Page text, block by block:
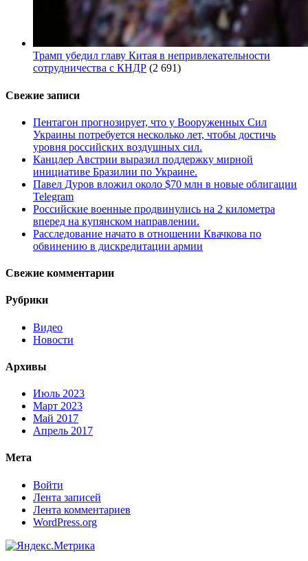
Трамп убедил главу Китая в непривлекательности
сотрудничества с КНДР (2 691)
Свежие записи
Пентагон прогнозирует, что у Вооруженных Сил
Украины потребуется несколько лет, чтобы достичь
уровня российских воздушных сил.
Канцлер Австрии выразил поддержку мирной
инициативе Бразилии по Украине.
Павел Дуров вложил около $70 млн в новые облигации
Telegram
Российские военные продвинулись на 2 километра
вперед на купянском направлении.
Расследование начато в отношении Квачкова по
обвинению в дискредитации армии
Свежие комментарии
Рубрики
Видео
Новости
Архивы
Июль 2023
Март 2023
Май 2017
Апрель 2017
Мета
Войти
Лента записей
Лента комментариев
WordPress.org